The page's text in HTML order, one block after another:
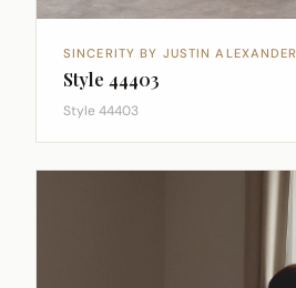
SINCERITY BY JUSTIN ALEXANDER
Style 44403
Style 44403